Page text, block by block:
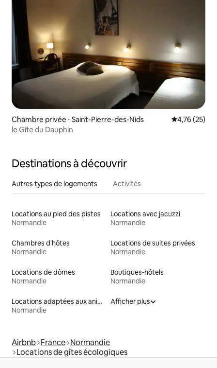
Chambre privée ⋅ Saint-Pierre-des-Nids Évaluation
4,76 (25)
le Gîte du Dauphin
Destinations à découvrir
Autres types de logements Activités
Locations au pied des pistes
Normandie
Locations avec jacuzzi
Normandie
Chambres d'hôtes
Normandie
Locations de suites privées
Normandie
Locations de dômes
Normandie
Boutiques-hôtels
Normandie
Locations adaptées aux animaux
Normandie
Afficher plus
Airbnb France Normandie
Locations de gîtes écologiques